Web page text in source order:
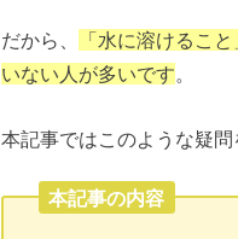
だから、
「水に溶けるこ
いない人が多いです。
本記事ではこのような疑問
本記事の内容